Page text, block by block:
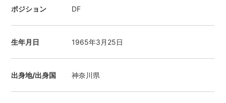
ポジション DF
生年月日 1965年3月25日
出身地/出身国 神奈川県